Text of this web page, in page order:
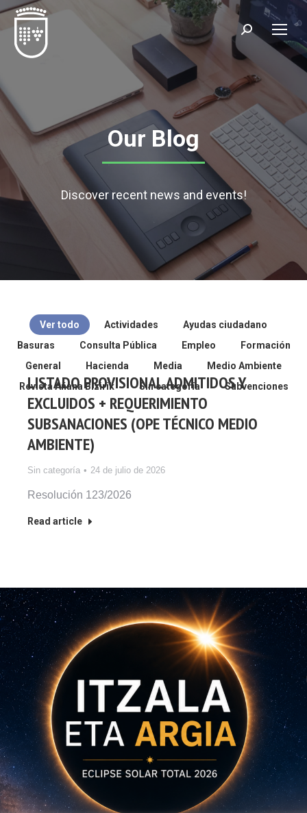
Our Blog
Discover recent news and events!
Ver todo Actividades
Ayudas ciudadano
Basuras
Consulta Pública Empleo
Formación
General
Hacienda Media
Medio Ambiente
Revista Añana Bizirik
Sin categoría Subvenciones
LISTADO PROVISIONAL ADMITIDOS Y
EXCLUIDOS + REQUERIMIENTO
SUBSANACIONES (OPE TÉCNICO MEDIO
AMBIENTE)
Sin categoría 24 de julio de 2026
Resolución 123/2026
Read article